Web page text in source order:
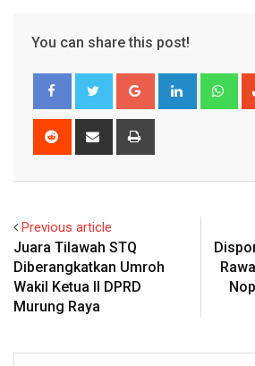
You can share this post!
Google+ LinkedIn
Reddit
Share
Previous article
Juara Tilawah STQ
Diberangkatkan Umroh
Wakil Ketua II DPRD
Murung Raya